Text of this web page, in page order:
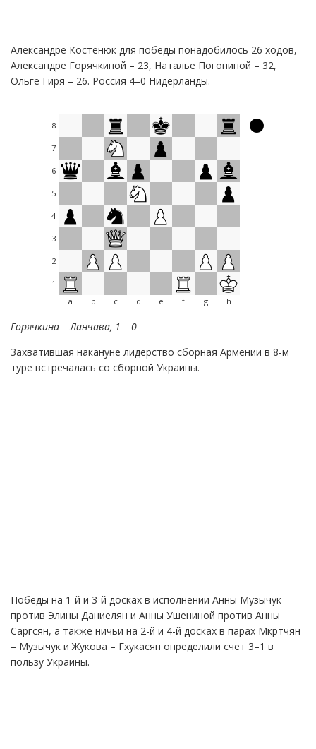
Александре Костенюк для победы понадобилось 26 ходов,
Александре Горячкиной – 23, Наталье Погониной – 32,
Ольге Гиря – 26. Россия 4–0 Нидерланды.
8
7
6
5
4
3
2
1
a
b c d e f g h
Горячкина – Ланчава, 1 – 0
Захватившая накануне лидерство сборная Армении в 8-м
туре встречалась со сборной Украины.
Победы на 1-й и 3-й досках в исполнении Анны Музычук
против Элины Даниелян и Анны Ушениной против Анны
Саргсян, а также ничьи на 2-й и 4-й досках в парах Мкртчян
– Музычук и Жукова – Гхукасян определили счет 3–1 в
пользу Украины.